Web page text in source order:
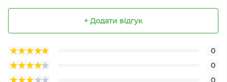
+ Додати відгук
0
0
0